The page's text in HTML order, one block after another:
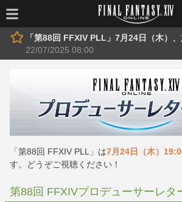
「第88回 FFXIV PLL」7月24日（木）、
22/07/2025 08:00
「第88回 FFXIV PLL」は7月24日（木）
す。どうぞご視聴ください！
第88回 FFXIVプロデューサーレタ